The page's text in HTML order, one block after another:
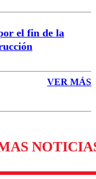
el fin de la
VER MÁS